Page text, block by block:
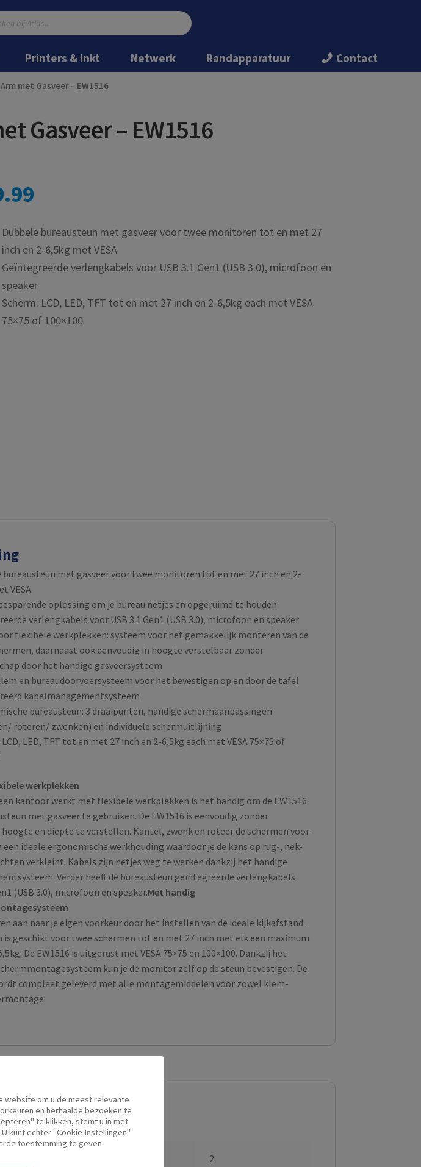
Ga
naar
navigatie
Ga
inhoud
Printers & Inkt Netwerk Randapparatuur Contact
met Gasveer – EW1516
Gasveer – EW1516
Dubbele bureausteun met gasveer voor twee monitoren tot en met 27
inch en 2-6,5kg met VESA
Geïntegreerde verlengkabels voor USB 3.1 Gen1 (USB 3.0), microfoon en
speaker
Scherm: LCD, LED, TFT tot en met 27 inch en 2-6,5kg each met VESA
75×75 of 100×100
bureausteun met gasveer voor twee monitoren tot en met 27 inch en 2-
VESA
oplossing om je bureau netjes en opgeruimd te houden
verlengkabels voor USB 3.1 Gen1 (USB 3.0), microfoon en speaker
flexibele werkplekken: systeem voor het gemakkelijk monteren van de
daarnaast ook eenvoudig in hoogte verstelbaar zonder
door het handige gasveersysteem
en bureaudoorvoersysteem voor het bevestigen op en door de tafel
kabelmanagementsysteem
bureausteun: 3 draaipunten, handige schermaanpassingen
roteren/ zwenken) en individuele schermuitlijning
LED, TFT tot en met 27 inch en 2-6,5kg each met VESA 75×75 of
werkplekken
kantoor werkt met flexibele werkplekken is het handig om de EW1516
met gasveer te gebruiken. De EW1516 is eenvoudig zonder
hoogte en diepte te verstellen. Kantel, zwenk en roteer de schermen voor
een ideale ergonomische werkhouding waardoor je de kans op rug-, nek-
verkleint. Kabels zijn netjes weg te werken dankzij het handige
Verder heeft de bureausteun geïntegreerde verlengkabels
(USB 3.0), microfoon en speaker.Met handig
aan naar je eigen voorkeur door het instellen van de ideale kijkafstand.
is geschikt voor twee schermen tot en met 27 inch met elk een maximum
De EW1516 is uitgerust met VESA 75×75 en 100×100. Dankzij het
kun je de monitor zelf op de steun bevestigen. De
compleet geleverd met alle montagemiddelen voor zowel klem-
informatie
2
website om u de meest relevante
en herhaalde bezoeken te
te klikken, stemt u in met
kunt echter "Cookie Instellingen"
toestemming te geven.